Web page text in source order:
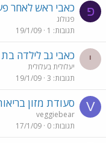
פ כאבי ראש לאחר
פגולוג
תגובות 1
19/1/09
י כאבי גב לילדה בת 15
יעלולית בעלולית
תגובות 3
19/1/09
V סעודת מזון
veggiebear
תגובות 0
17/1/09